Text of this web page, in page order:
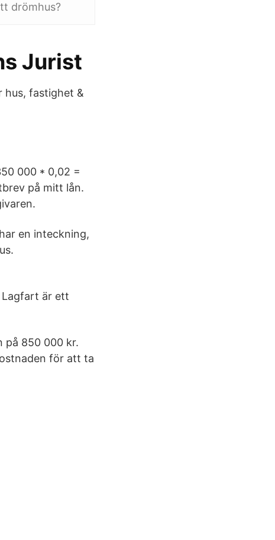
drömhus?
Jurist
hus, fastighet &
000 * 0,02 =
på mitt lån.
en inteckning,
är ett
på 850 000 kr.
för att ta